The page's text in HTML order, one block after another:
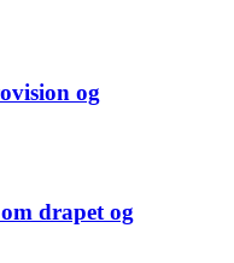
og
drapet og